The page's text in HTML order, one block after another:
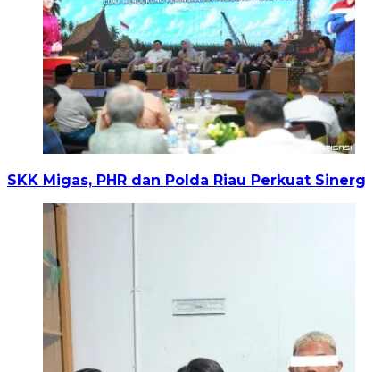
SKK Migas, PHR dan Polda Riau Perkuat